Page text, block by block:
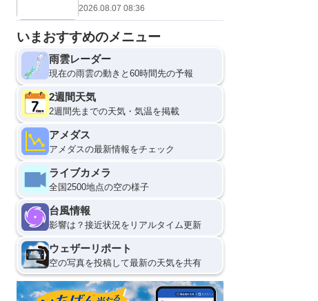
12
2026.08.07 08:36
いまおすすめのメニュー
雨雲レーダー
現在の雨雲の動きと60時間先の予報
2週間天気
2週間先までの天気・気温を掲載
アメダス
アメダスの最新情報をチェック
ライブカメラ
全国2500地点の空の様子
台風情報
影響は？接近状況をリアルタイム更新
ウェザーリポート
空の写真を投稿して最新の天気を共有